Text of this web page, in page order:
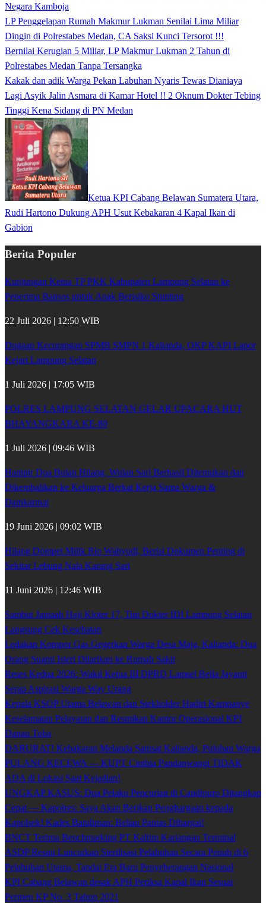
Negara Kamboja
LP Penggelapan Rumah Makmur Lukman Senilai Lima Miliar
Dingin di Polrestabes Medan, CA Saksi Kunci Tersorot !!!
Bernilai Kerugian 5 Miliar, LP Makmur Lukman 2 Tahun di
Polrestabes Medan Tanpa Tersangka
Kakak dan adik Warga Pekan Labuhan Nyaris Tewas Dianiaya
Lagi Asyik Jalin Asmara di Kamar Hotel !! 2 Oknum Dokter Tebing
Tinggi Kena Sidang di PN Medan
Ketua KPI Cabang Belawan Sumatera Utara,
Rudi Hartono Dukung APH Usut Kebakaran 4 Kapal Ikan di
Gabion
Berita Populer
Kunjungan Ketua TP PKK Kabupaten Lampung Selatan ke
Penerima Bansos untuk Anak Berisiko Stunting
22 Juli 2026 | 12:50 WIB
Dugaan Kecurangan SPMB SMPN 1 Kalianda, OKP KAPI Lapor
Kejari Lampung Selatan
1 Juli 2026 | 17:05 WIB
POLRES LAMPUNG SELATAN GELAR UPACARA HUT
BHAYANGKARA KE-80
1 Juli 2026 | 09:46 WIB
Hampir Dua Bulan Hilang, Wulan Sari Berhasil Ditemukan dan
Dikembalikan ke Keluarga Berkat Kerja Sama Warga &
Damkarmat
19 Juni 2026 | 09:02 WIB
Hilang Dompet Milik Rio Wahyudi, Berisi Dokumen Penting di
Sekitar Lebung Nala Karang Sari
11 Juni 2026 | 12:46 WIB
Sambut Jamaah Haji Kloter 17, Tim Dokter IDI Lampung Selatan
Langsung Cek Kesehatan
Ledakan Kompor Gas Gegerkan Warga Desa Maja, Kalianda: Dua
Orang Suami Isteri Dilarikan ke Rumah Sakit
Reses Kedua 2026: Wakil Ketua III DPRD Lamsel Bella Jayanti
Serap Aspirasi Warga Way Urang
Kepala KSOP Utama Belawan dan Stekholder Hadiri Kampanye
Keselamatan Pelayaran dan Resmikan Kantor Operasional KPI
Danau Toba
DARURAT! Kebakaran Melanda Samsat Kalianda, Puluhan Warga
PULANG KECEWA — KUPT Cinthia Pandanwangi TIDAK
ADA di Lokasi Saat Kejadian!
UNGKAP KASUS: Dua Pelaku Pencurian di Candipuro Ditangkap
Cepat — Kapolres: Saya Akan Berikan Penghargaan kepada
Kapolsek! Kades Batuliman: Beliau Pantas Dihargai!
BNCT Terima Benchmarking PT Kaltim Kariangau Terminal
ASDP Resmi Luncurkan Sterilisasi Pelabuhan Secara Penuh di 6
Pelabuhan Utama, Tandai Era Baru Penyeberangan Nasional
KPI Cabang Belawan desak APH Periksa Kapal Ikan Sesuai
Permen KP No. 3 Tahun 2021